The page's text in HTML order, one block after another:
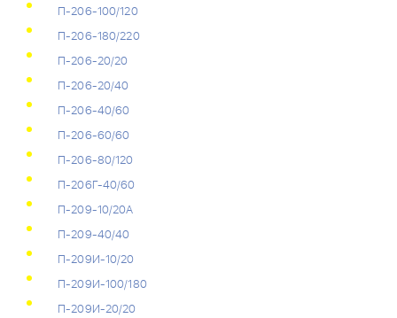
П-206-100/120
П-206-180/220
П-206-20/20
П-206-20/40
П-206-40/60
П-206-60/60
П-206-80/120
П-206Г-40/60
П-209-10/20А
П-209-40/40
П-209И-10/20
П-209И-100/180
П-209И-20/20